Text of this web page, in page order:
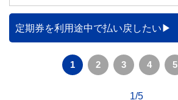
定期券を利用途中で払い戻したい
1 2 3 4 5
1/5